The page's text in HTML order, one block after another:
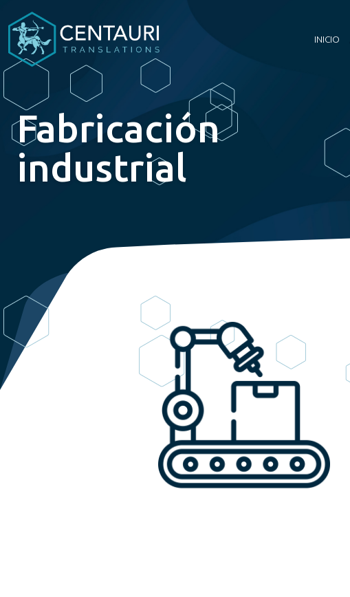
INICIO
Fabricación
industrial